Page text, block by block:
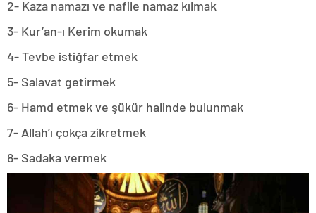
2- Kaza namazı ve nafile namaz kılmak
3- Kur’an-ı Kerim okumak
4- Tevbe istiğfar etmek
5- Salavat getirmek
6- Hamd etmek ve şükür halinde bulunmak
7- Allah’ı çokça zikretmek
8- Sadaka vermek